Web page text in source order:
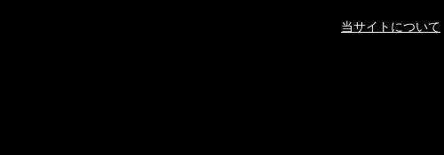
当サイトについて